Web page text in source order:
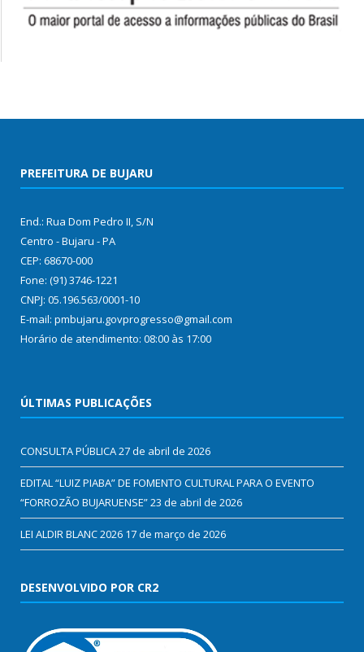
PREFEITURA DE BUJARU
End.: Rua Dom Pedro II, S/N
Centro - Bujaru - PA
CEP: 68670-000
Fone: (91) 3746-1221
CNPJ: 05.196.563/0001-10
E-mail: pmbujaru.govprogresso@gmail.com
Horário de atendimento: 08:00 às 17:00
ÚLTIMAS PUBLICAÇÕES
CONSULTA PÚBLICA27 de abril de 2026
EDITAL “LUIZ PIABA” DE FOMENTO CULTURAL PARA O EVENTO
“FORROZÃO BUJARUENSE”23 de abril de 2026
LEI ALDIR BLANC 2026 17 de março de 2026
DESENVOLVIDO POR CR2